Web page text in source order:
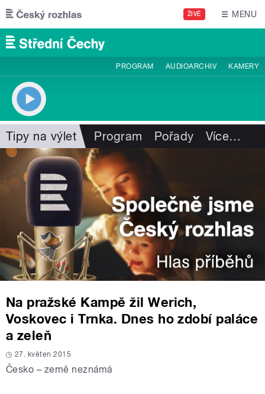
Přejít k hlavnímu obsahu
ŽIVĚ MENU
PROGRAM AUDIOARCHIV KAMERY
Tipy na výlet Program Pořady Více…
Na pražské Kampě žil Werich,
Voskovec i Trnka. Dnes ho zdobí paláce
a zeleň
27. květen 2015
Česko – země neznámá